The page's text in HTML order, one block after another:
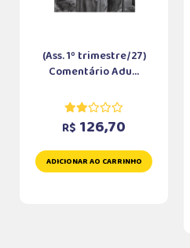
(Ass. 1º trimestre/27)
Comentário Adu...
R$ 126,70
ADICIONAR AO CARRINHO